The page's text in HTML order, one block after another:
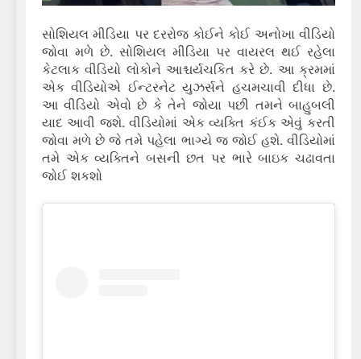
સોશિયલ મીડિયા પર દરરોજ કોઈને કોઈ અનોખા વીડિયો
જોવા મળે છે. સોશિયલ મીડિયા પર વાયરલ થઈ રહેલા
કેટલાક વીડિયો લોકોને આશ્ચર્યચકિત કરે છે. આ ક્રમમાં
એક વીડિયોએ ઈન્ટરનેટ યુઝર્સને હચમચાવી દીધા છે.
આ વીડિયો એવો છે કે તેને જોયા પછી તમને બાહુબલી
યાદ આવી જશે. વીડિયોમાં એક વ્યક્તિ કંઈક એવું કરતી
જોવા મળે છે જે તમે પહેલા ભાગ્યે જ જોઈ હશે. વીડિયોમાં
તમે એક વ્યક્તિને બસની છત પર ભારે બાઇક ચઢાવતા
જોઈ શકશો